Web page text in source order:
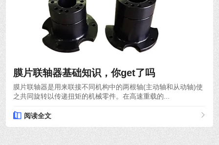
膜片联轴器基础知识，你get了吗
膜片联轴器是用来联接不同机构中的两根轴(主动轴和从动轴)使
之共同旋转以传递扭矩的机械零件。在高速重载的...
阅读全文